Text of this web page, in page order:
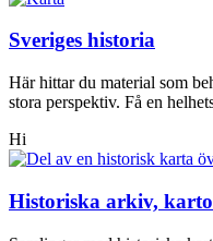
Sveriges historia
Här hittar du material som
stora perspektiv. Få en
Hi
Historiska arkiv,